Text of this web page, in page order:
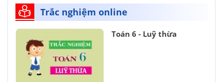
Trắc nghiệm online
Toán 6 - Luỹ thừa